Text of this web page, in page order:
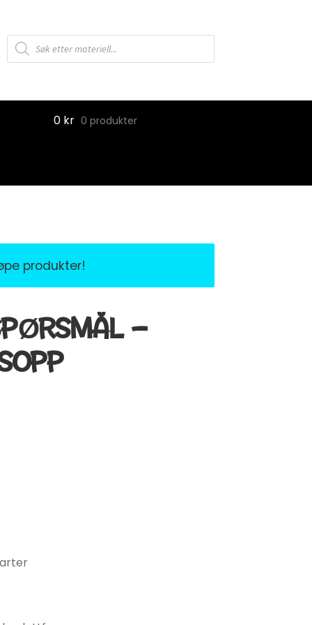
Products
search
0 kr 0 produkter
produkter!
–